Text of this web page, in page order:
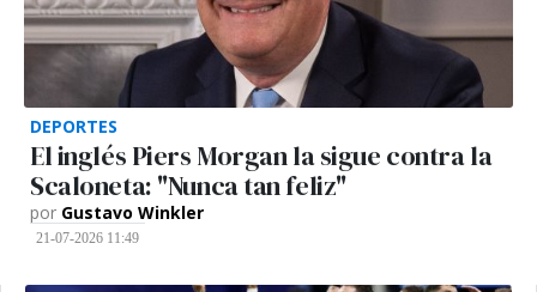
DEPORTES
El inglés Piers Morgan la sigue contra la
Scaloneta: "Nunca tan feliz"
por Gustavo Winkler
21-07-2026 11:49